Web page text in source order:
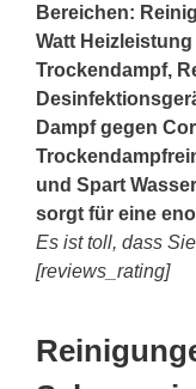
Bereichen:
Watt
Trockendampf,
Dampf gegen
und Spart
sorgt für eine
Es ist toll, dass
[reviews_rating]